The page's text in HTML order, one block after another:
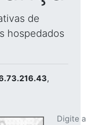
de
hospedados
,
Digite